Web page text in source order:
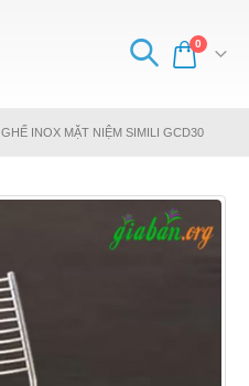
0
GHẾ INOX MẶT NIỆM SIMILI GCD30